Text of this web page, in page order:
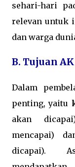
sehari-hari
relevan untuk
dan warga
B. Tujuan
Dalam
penting, yaitu
akan
mencapai)
dicapai).